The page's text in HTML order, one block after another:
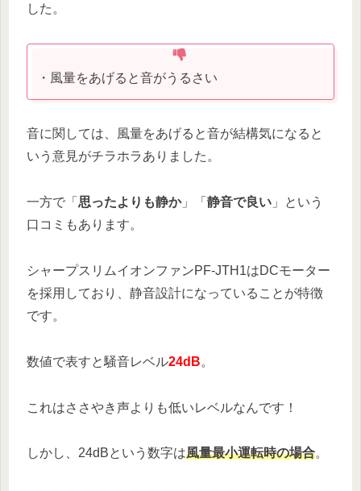
した。
・風量をあげると音がうるさい
音に関しては、風量をあげると音が結構気になると
いう意見がチラホラありました。
一方で「 思ったよりも静か」「 静音で良い 」という
口コミもあります。
シャープスリムイオンファンPF-JTH1はDCモーター
を採用しており、静音設計になっていることが特徴
です。
数値で表すと騒音レベル24dB。
これはささやき声よりも低いレベルなんです！
しかし、24dBという数字は風量最小運転時の場合。